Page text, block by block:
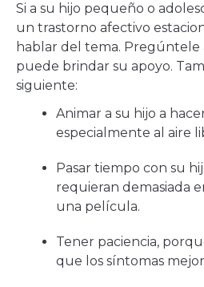
Si a su hijo pequeño o
un trastorno afectivo
hablar del tema. Pregúntele
puede brindar su apoyo.
siguiente:
Animar a su hijo a
especialmente al aire
Pasar tiempo con su
requieran demasiada
una película.
Tener paciencia,
que los síntomas